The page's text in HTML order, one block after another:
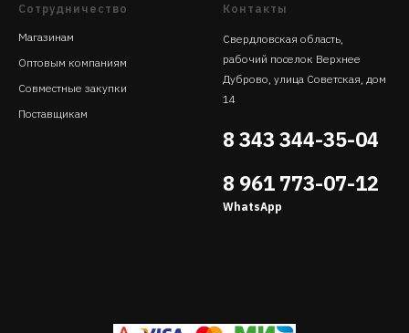
Сотрудничество
Магазинам
Оптовым компаниям
Совместные закупки
Поставщикам
Контакты
Свердловская область,
рабочий поселок Верхнее
Дуброво, улица Советская, дом
14
8 343 344-35-04
8 961 773-07-12
WhatsApp